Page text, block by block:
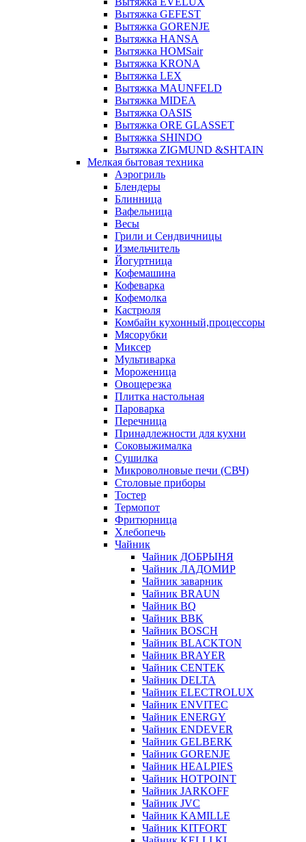
Вытяжка GEFEST
Вытяжка GORENJE
Вытяжка HANSA
Вытяжка HOMSair
Вытяжка KRONA
Вытяжка LEX
Вытяжка MAUNFELD
Вытяжка MIDEA
Вытяжка OASIS
Вытяжка ORE GLASSET
Вытяжка SHINDO
Вытяжка ZIGMUND &SHTAIN
Мелкая бытовая техника
Аэрогриль
Блендеры
Блинница
Вафельница
Весы
Грили и Сендвичницы
Измельчитель
Йогуртница
Кофемашина
Кофеварка
Кофемолка
Кастрюля
Комбайн кухонный,процессоры
Мясорубки
Миксер
Мультиварка
Мороженица
Овощерезка
Плитка настольная
Пароварка
Перечница
Принадлежности для кухни
Соковыжималка
Сушилка
Микроволновые печи (СВЧ)
Столовые приборы
Тостер
Термопот
Фритюрница
Хлебопечь
Чайник
Чайник ДОБРЫНЯ
Чайник ЛАДОМИР
Чайник заварник
Чайник BRAUN
Чайник BQ
Чайник BBK
Чайник BOSCH
Чайник BLACKTON
Чайник BRAYER
Чайник CENTEK
Чайник DELTA
Чайник ELECTROLUX
Чайник ENVITEC
Чайник ENERGY
Чайник ENDEVER
Чайник GELBERK
Чайник GORENJE
Чайник HEALPIES
Чайник HOTPOINT
Чайник JARKOFF
Чайник JVC
Чайник KAMILLE
Чайник KITFORT